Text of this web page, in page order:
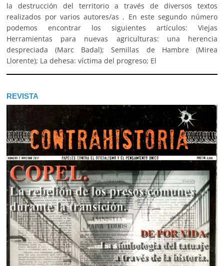
la destrucción del territorio a través de diversos textos
realizados por varios autores/as . En este segundo número
podemos encontrar los siguientes artículos: Viejas
Herramientas para nuevas agriculturas: una herencia
despreciada (Marc Badal); Semillas de Hambre (Mirea
Llorente); La dehesa: víctima del progreso; El
REVISTA